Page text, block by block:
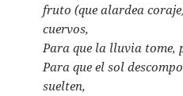
fruto (que alardea
cuervos,
Para que la lluvia tome,
Para que el sol
suelten,